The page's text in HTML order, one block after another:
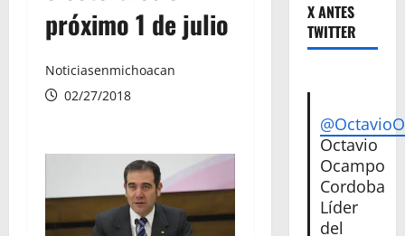
próximo 1 de julio
Noticiasenmichoacan
02/27/2018
X ANTES
TWITTER
Octavio
Ocampo
Cordoba
Líder
del